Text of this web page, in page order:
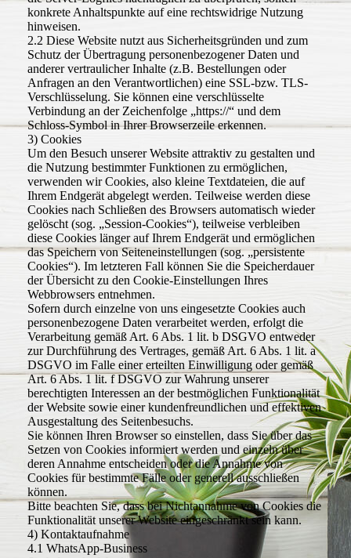
konkrete Anhaltspunkte auf eine rechtswidrige Nutzung
hinweisen.
2.2 Diese Website nutzt aus Sicherheitsgründen und zum
Schutz der Übertragung personenbezogener Daten und
anderer vertraulicher Inhalte (z.B. Bestellungen oder
Anfragen an den Verantwortlichen) eine SSL-bzw. TLS-
Verschlüsselung. Sie können eine verschlüsselte
Verbindung an der Zeichenfolge „https://“ und dem
Schloss-Symbol in Ihrer Browserzeile erkennen.
3) Cookies
Um den Besuch unserer Website attraktiv zu gestalten und
die Nutzung bestimmter Funktionen zu ermöglichen,
verwenden wir Cookies, also kleine Textdateien, die auf
Ihrem Endgerät abgelegt werden. Teilweise werden diese
Cookies nach Schließen des Browsers automatisch wieder
gelöscht (sog. „Session-Cookies“), teilweise verbleiben
diese Cookies länger auf Ihrem Endgerät und ermöglichen
das Speichern von Seiteneinstellungen (sog. „persistente
Cookies“). Im letzteren Fall können Sie die Speicherdauer
der Übersicht zu den Cookie-Einstellungen Ihres
Webbrowsers entnehmen.
Sofern durch einzelne von uns eingesetzte Cookies auch
personenbezogene Daten verarbeitet werden, erfolgt die
Verarbeitung gemäß Art. 6 Abs. 1 lit. b DSGVO entweder
zur Durchführung des Vertrages, gemäß Art. 6 Abs. 1 lit. a
DSGVO im Falle einer erteilten Einwilligung oder gemäß
Art. 6 Abs. 1 lit. f DSGVO zur Wahrung unserer
berechtigten Interessen an der bestmöglichen Funktionalität
der Website sowie einer kundenfreundlichen und effektiven
Ausgestaltung des Seitenbesuchs.
Sie können Ihren Browser so einstellen, dass Sie über das
Setzen von Cookies informiert werden und einzeln über
deren Annahme entscheiden oder die Annahme von
Cookies für bestimmte Fälle oder generell ausschließen
können.
Bitte beachten Sie, dass bei Nichtannahme von Cookies die
Funktionalität unserer Website eingeschränkt sein kann.
4) Kontaktaufnahme
4.1 WhatsApp-Business